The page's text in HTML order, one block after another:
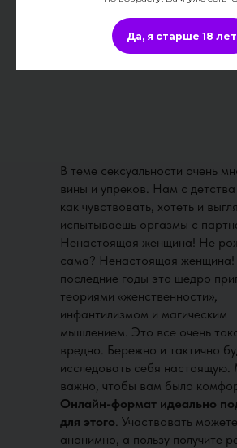
В теме сексуальности очень
вины и упреков. Нам с
как чувствовать, хотеть и
испытываешь оргазмы с
Ненастоящая женщина! Не
сама? Ненастоящая
последние годы это щедро
теориями «женственности»,
инфантилизмом и магическим
мышлением. Это все очень
вредно. Бережно и тактично
исследовать себя настоящую.
важно, чтобы вам было
Онлайн-формат идеально
для этого. Участвовать можете
анонимно, а пользу получите
Да, я старше 18 лет